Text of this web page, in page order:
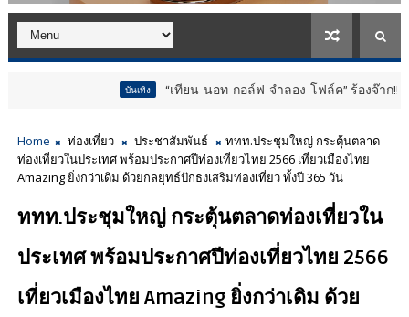
“เทียน-นอท-กอล์ฟ-จำลอง-โฟล์ค” ร้องจ๊าก!! อุปกรณ์ม่วนจ
Home ท่องเที่ยว ประชาสัมพันธ์
ททท.ประชุมใหญ่ กระตุ้นตลาด
ท่องเที่ยวในประเทศ พร้อมประกาศปีท่องเที่ยวไทย 2566 เที่ยวเมืองไทย
Amazing ยิ่งกว่าเดิม ด้วยกลยุทธ์ปักธงเสริมท่องเที่ยว ทั้งปี 365 วัน
ททท.ประชุมใหญ่ กระตุ้นตลาดท่องเที่ยวใน
ประเทศ พร้อมประกาศปีท่องเที่ยวไทย 2566
เที่ยวเมืองไทย Amazing ยิ่งกว่าเดิม ด้วย